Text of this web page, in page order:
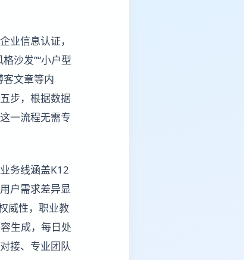
业信息认证，
沙发”“小户型
客文章等内
步，根据数据
一流程无需专
务线涵盖K12
户需求差异显
威性，职业教
生成，每日处
接、专业团队